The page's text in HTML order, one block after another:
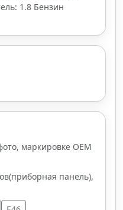
1.8 Бензин
маркировке OEM
панель),